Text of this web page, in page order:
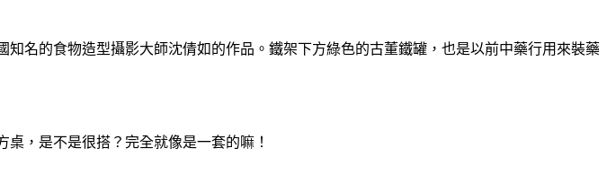
名的食物造型攝影大師沈倩如的作品。鐵架下方綠色的古董鐵罐，也是以前中藥行用來裝藥
，是不是很搭？完全就像是一套的嘛！